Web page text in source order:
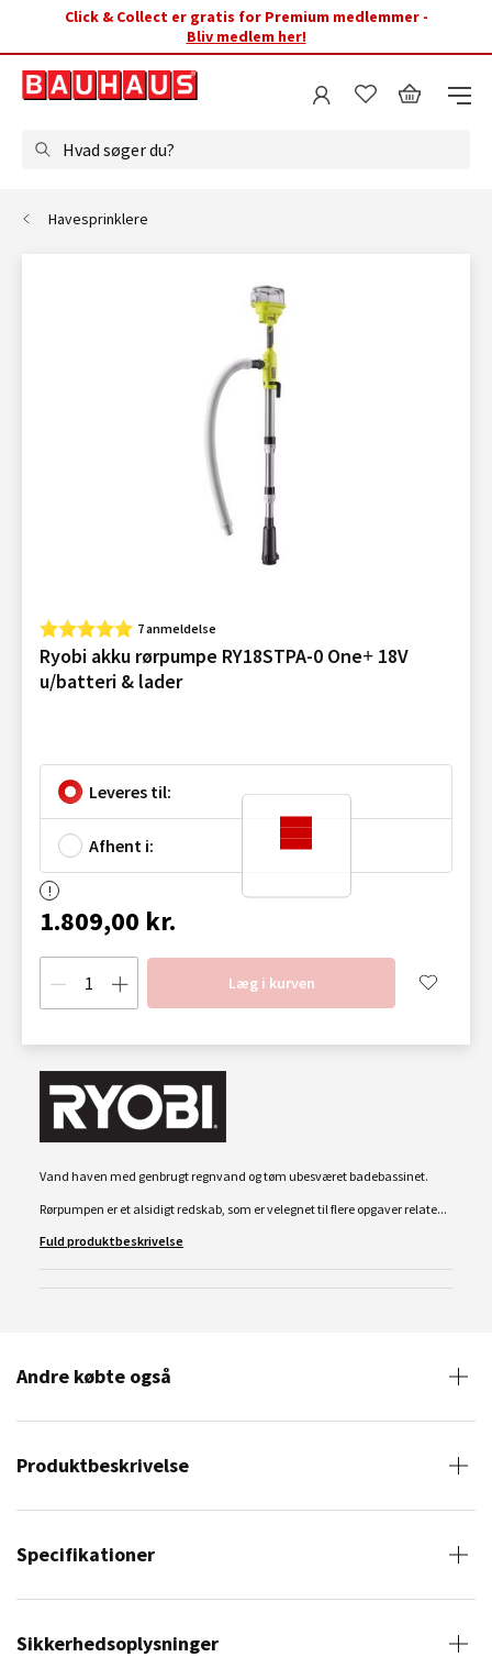
Click & Collect er gratis for Premium medlemmer -
Bliv medlem her!
Hvad søger du?
Havesprinklere
7 anmeldelse
Ryobi akku rørpumpe RY18STPA-0 One+ 18V
u/batteri & lader
Leveres til:
Afhent i:
1.809,00 kr.
Læg i kurven
Vand haven med genbrugt regnvand og tøm ubesværet badebassinet.
Rørpumpen er et alsidigt redskab, som er velegnet til flere opgaver relate...
Fuld produktbeskrivelse
Andre købte også
Produktbeskrivelse
Specifikationer
Sikkerhedsoplysninger